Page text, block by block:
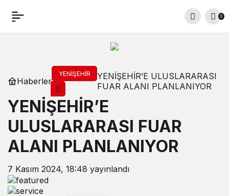
0
Haberler
YENIŞEHIR
YENİŞEHİR’E ULUSLARARASI
FUAR ALANI PLANLANIYOR
YENİŞEHİR’E
ULUSLARARASI FUAR
ALANI PLANLANIYOR
7 Kasım 2024, 18:48 yayınlandı